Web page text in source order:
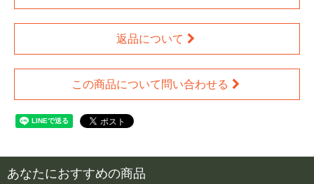
返品について
この商品について問い合わせる
あなたにおすすめの商品